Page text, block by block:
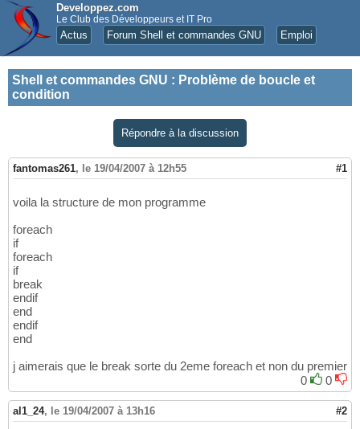
Developpez.com
Le Club des Développeurs et IT Pro
Actus Forum Shell et commandes GNU Emploi
Shell et commandes GNU : Problème de boucle et
condition
Répondre à la discussion
fantomas261, le 19/04/2007 à 12h55 #1
voila la structure de mon programme
foreach
if
foreach
if
break
endif
end
endif
end
j aimerais que le break sorte du 2eme foreach et non du premier
0
0
al1_24, le 19/04/2007 à 13h16 #2